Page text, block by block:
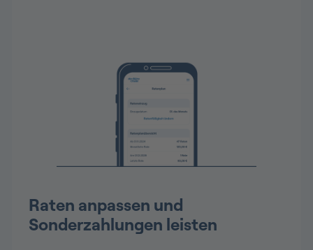
Raten anpassen und
Sonderzahlungen leisten